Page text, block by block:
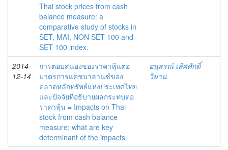
Thai stock prices from cash
balance measure: a
comparative study of stocks in
SET, MAI, NON SET 100 and
SET 100 index.
2014-
12-14
การตอบสนองของราคาหุ้นต่อ
มาตรการแคชบาลานซ์ของ
ตลาดหลักทรัพย์แห่งประเทศไทย
และปัจจัยที่อธิบายผลกระทบต่อ
ราคาหุ้น = Impacts on Thai
stock from cash balance
measure: what are key
determinant of the impacts.
อนุสรณ์ เลิศศักดิ์
วิมาน